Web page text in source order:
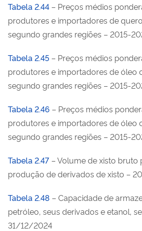
Tabela 2.44 – Preços médios
produtores e importadores de
segundo grandes regiões – 2015-
Tabela 2.45 – Preços médios
produtores e importadores de óleo
segundo grandes regiões – 2015-
Tabela 2.46 – Preços médios
produtores e importadores de óleo
segundo grandes regiões – 2015-
Tabela 2.47 – Volume de xisto bruto
produção de derivados de xisto –
Tabela 2.48 – Capacidade de
petróleo, seus derivados e etanol,
31/12/2024